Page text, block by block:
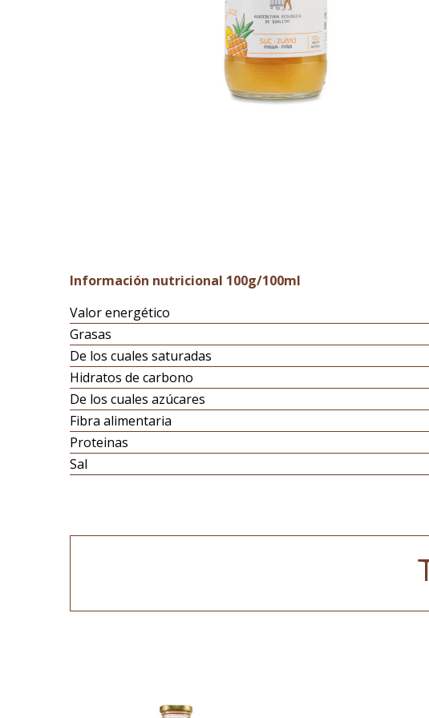
Información nutricional 100g/100ml
Valor energético
Grasas
De los cuales saturadas
Hidratos de carbono
De los cuales azúcares
Fibra alimentaria
Proteinas
Sal